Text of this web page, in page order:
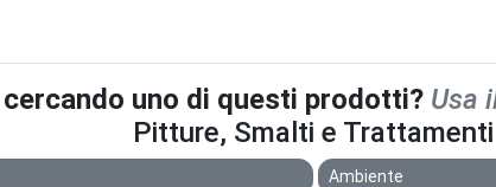
uno di questi prodotti? Usa
Pitture, Smalti e Trattamenti
Ambiente